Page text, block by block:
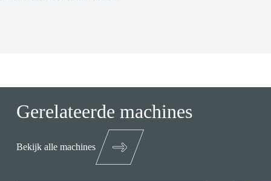
Gerelateerde machines
Bekijk alle machines